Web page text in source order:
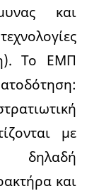
και
Το ΕΜΠ
με
δηλαδή
και